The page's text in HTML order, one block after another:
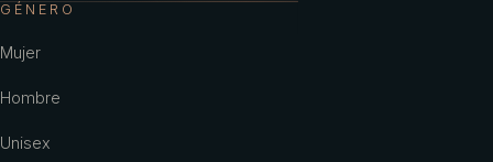
GÉNERO
Mujer
Hombre
Unisex